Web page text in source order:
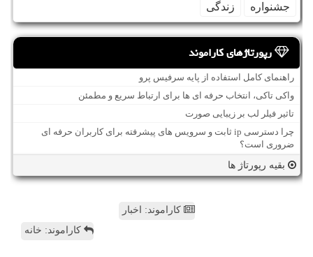
جشنواره
زندگی
رپورتاژهای کاراموند
راهنمای کامل استفاده از پایه سرفیس پرو
واکی تاکی، انتخاب حرفه ای ها برای ارتباط سریع و مطمئن
تاثیر فیلر لب بر زیبایی صورت
چرا دسترسی ip ثابت و سرویس های پیشرفته برای کاربران حرفه ای
ضروری است؟
بقیه رپورتاژ ها
کاراموند: اخبار
کاراموند: خانه